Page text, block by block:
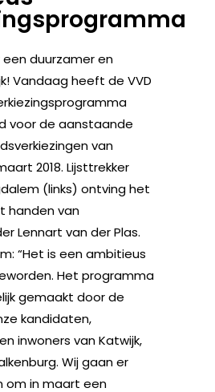
duurzamer en
Vandaag heeft de VVD
voor de aanstaande
van
2018. Lijsttrekker
(links) ontving het
handen van
Lennart van der Plas.
“Het is een ambitieus
Het programma
gemaakt door de
kandidaten,
inwoners van Katwijk,
Wij gaan er
om in maart een